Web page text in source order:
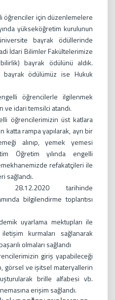
öğrenciler için düzenlemelere
yükseköğretim kurulunun
bayrak ödüllerinde
İdari Bilimler Fakültelerimize
bayrak ödülünü aldık.
ödülümüz ise Hukuk
öğrencilerle ilgilenmek
ve idari temsilci atandı.
öğrencilerimizin üst katlara
katta rampa yapılarak, ayrı bir
alınıp, yemek yemesi
Öğretim yılında engelli
refakatçileri ile
sağlandı.
28.12.2020 tarihinde
bilgilendirme toplantısı
uyarlama mektupları ile
kurmaları sağlanarak
olmaları sağlandı
giriş yapabileceği
görsel ve işitsel materyallerin
brille alfabesi vb.
erişim sağlandı.